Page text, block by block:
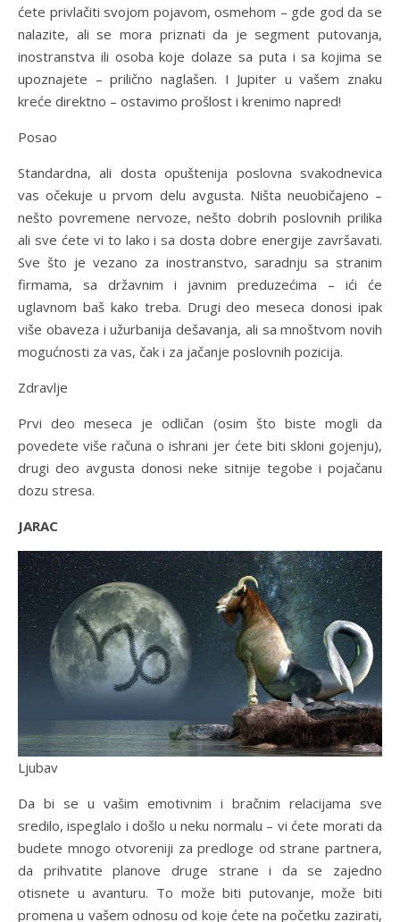
ćete privlačiti svojom pojavom, osmehom – gde god da se
nalazite, ali se mora priznati da je segment putovanja,
inostranstva ili osoba koje dolaze sa puta i sa kojima se
upoznajete – prilično naglašen. I Jupiter u vašem znaku
kreće direktno – ostavimo prošlost i krenimo napred!
Posao
Standardna, ali dosta opuštenija poslovna svakodnevica
vas očekuje u prvom delu avgusta. Ništa neuobičajeno –
nešto povremene nervoze, nešto dobrih poslovnih prilika
ali sve ćete vi to lako i sa dosta dobre energije završavati.
Sve što je vezano za inostranstvo, saradnju sa stranim
firmama, sa državnim i javnim preduzećima – ići će
uglavnom baš kako treba. Drugi deo meseca donosi ipak
više obaveza i užurbanija dešavanja, ali sa mnoštvom novih
mogućnosti za vas, čak i za jačanje poslovnih pozicija.
Zdravlje
Prvi deo meseca je odličan (osim što biste mogli da
povedete više računa o ishrani jer ćete biti skloni gojenju),
drugi deo avgusta donosi neke sitnije tegobe i pojačanu
dozu stresa.
JARAC
Ljubav
Da bi se u vašim emotivnim i bračnim relacijama sve
sredilo, ispeglalo i došlo u neku normalu – vi ćete morati da
budete mnogo otvoreniji za predloge od strane partnera,
da prihvatite planove druge strane i da se zajedno
otisnete u avanturu. To može biti putovanje, može biti
promena u vašem odnosu od koje ćete na početku zazirati,